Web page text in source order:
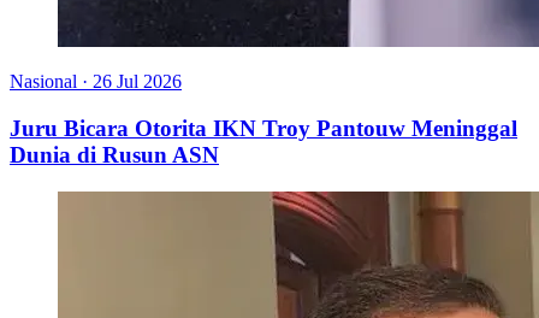
Nasional · 26 Jul 2026
Juru Bicara Otorita IKN Troy Pantouw Meninggal
Dunia di Rusun ASN